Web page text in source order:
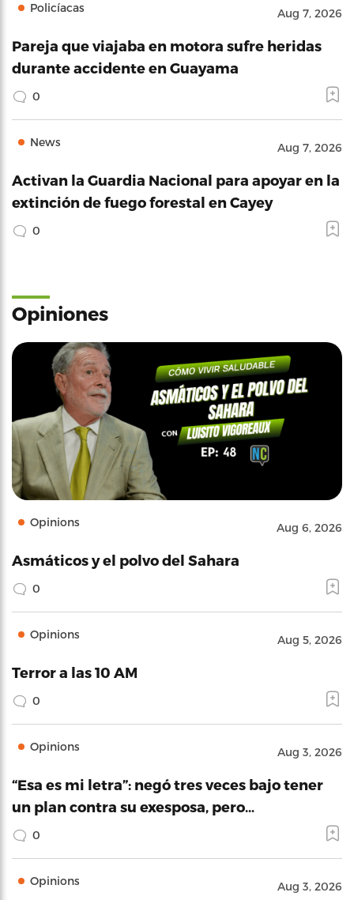
Policíacas Aug 7, 2026
Pareja que viajaba en motora sufre heridas
durante accidente en Guayama
0
News Aug 7, 2026
Activan la Guardia Nacional para apoyar en la
extinción de fuego forestal en Cayey
0
Opiniones
Opinions Aug 6, 2026
Asmáticos y el polvo del Sahara
0
Opinions Aug 5, 2026
Terror a las 10 AM
0
Opinions Aug 3, 2026
“Esa es mi letra”: negó tres veces bajo tener
un plan contra su exesposa, pero…
0
Opinions Aug 3, 2026